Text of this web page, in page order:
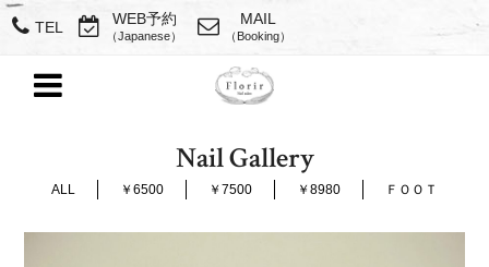
TEL WEB予約
（Japanese）
MAIL
（Booking）
Nail Gallery
ALL ￥6500 ￥7500 ￥8980 ＦＯＯＴ